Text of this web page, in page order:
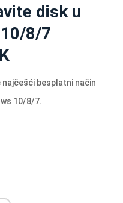
disk u
8/7
najčešći besplatni način
10/8/7.